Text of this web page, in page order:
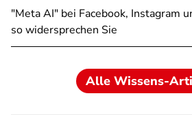
"Meta AI" bei Facebook, Instagram
so widersprechen Sie
Alle Wissens-